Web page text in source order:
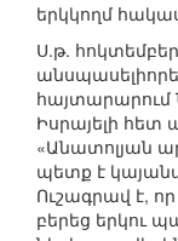
երկկողմ
Ս.թ.
հայտարարում
Իսրայելի
«Անատոլյան
պետք է
Ուշագրավ է,
բերեց երկու